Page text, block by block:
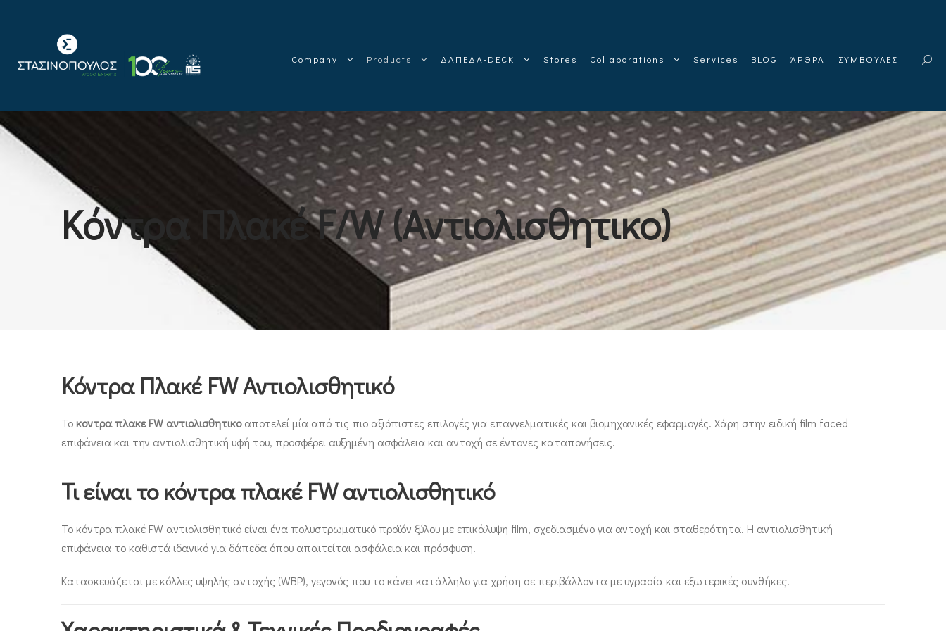
Company Products ΔΑΠΕΔΑ-DECK Stores Collaborations Services BLOG – ΆΡΘΡΑ – ΣΥΜΒΟΥΛΕΣ
Κόντρα Πλακέ F/W (Αντιολισθητικο)
Κόντρα Πλακέ FW Αντιολισθητικό
Το κοντρα πλακε FW αντιολισθητικοαποτελεί μία από τις πιο αξιόπιστες επιλογές για επαγγελματικές και βιομηχανικές εφαρμογές. Χάρη στην ειδική film faced
επιφάνεια και την αντιολισθητική υφή του, προσφέρει αυξημένη ασφάλεια και αντοχή σε έντονες καταπονήσεις.
Τι είναι το κόντρα πλακέ FW αντιολισθητικό
Το κόντρα πλακέ FW αντιολισθητικό είναι ένα πολυστρωματικό προϊόν ξύλου με επικάλυψη film, σχεδιασμένο για αντοχή και σταθερότητα. Η αντιολισθητική
επιφάνεια το καθιστά ιδανικό για δάπεδα όπου απαιτείται ασφάλεια και πρόσφυση.
Κατασκευάζεται με κόλλες υψηλής αντοχής (WBP), γεγονός που το κάνει κατάλληλο για χρήση σε περιβάλλοντα με υγρασία και εξωτερικές συνθήκες.